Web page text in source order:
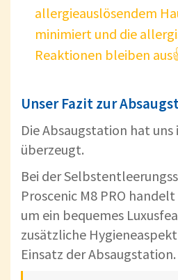
allergieauslösendem
minimiert und die
Reaktionen bleiben
Unser Fazit zur
Die Absaugstation hat
überzeugt.
Bei der
Proscenic M8 PRO
um ein bequemes
zusätzliche
Einsatz der Absaugstation.